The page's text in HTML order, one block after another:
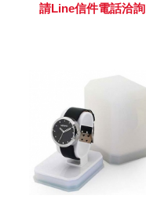
請Line信件電話洽詢